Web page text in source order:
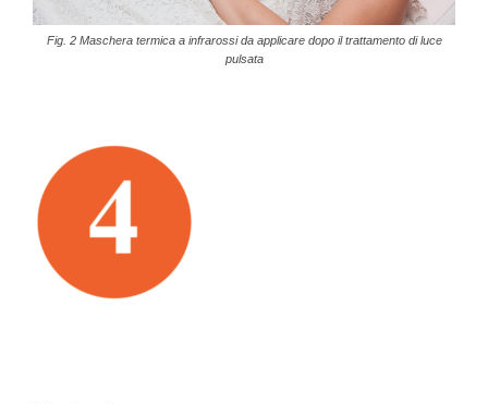
Fig. 2 Maschera termica a infrarossi da applicare dopo il trattamento di luce
pulsata